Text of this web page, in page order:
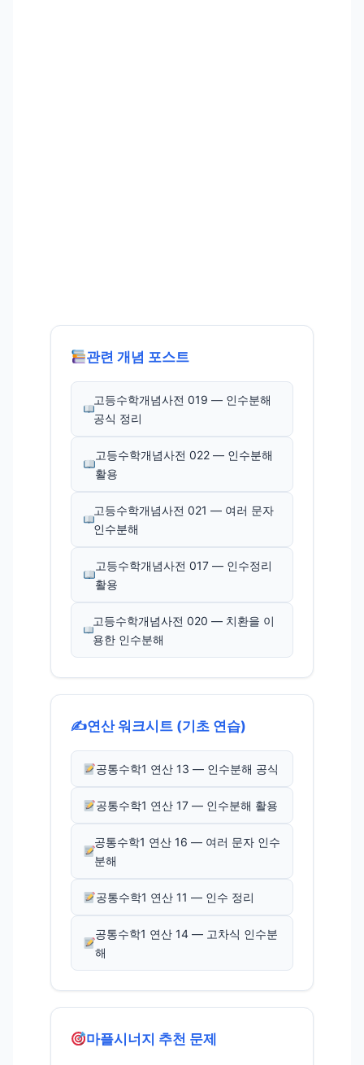
관련 개념 포스트
고등수학개념사전 019 — 인수분해
공식 정리
고등수학개념사전 022 — 인수분해
활용
고등수학개념사전 021 — 여러 문자
인수분해
고등수학개념사전 017 — 인수정리
활용
고등수학개념사전 020 — 치환을 이
용한 인수분해
✍️연산 워크시트 (기초 연습)
공통수학1 연산 13 — 인수분해 공식
공통수학1 연산 17 — 인수분해 활용
공통수학1 연산 16 — 여러 문자 인수
분해
공통수학1 연산 11 — 인수 정리
공통수학1 연산 14 — 고차식 인수분
해
마플시너지 추천 문제